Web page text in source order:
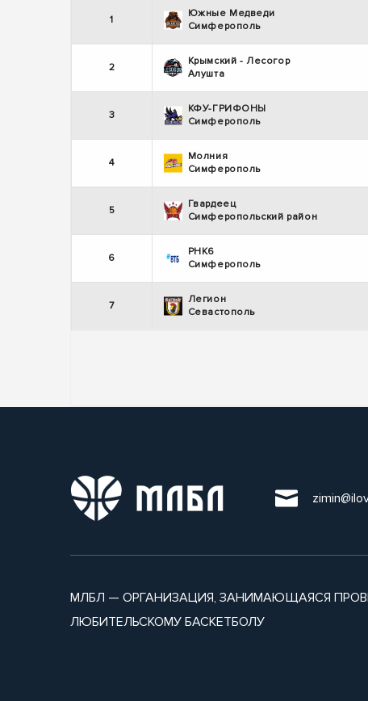
1
Южные Медведи
Симферополь
2
Крымский - Лесогор
Алушта
3
КФУ-ГРИФОНЫ
Симферополь
4
Молния
Симферополь
5
Гвардеец
Симферопольский район
6
РНК6
Симферополь
7
Легион
Севастополь
МЛБЛ — ОРГАНИЗАЦИЯ, ЗАНИМАЮЩАЯСЯ
ЛЮБИТЕЛЬСКОМУ БАСКЕТБОЛУ